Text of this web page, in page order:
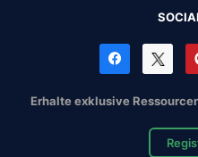
Erhalte exklusive